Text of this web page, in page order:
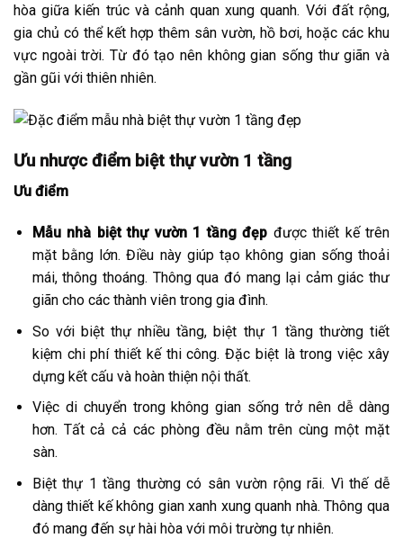
hòa giữa kiến trúc và cảnh quan xung quanh. Với đất rộng,
gia chủ có thể kết hợp thêm sân vườn, hồ bơi, hoặc các khu
vực ngoài trời. Từ đó tạo nên không gian sống thư giãn và
gần gũi với thiên nhiên.
Ưu nhược điểm biệt thự vườn 1 tầng
Ưu điểm
Mẫu nhà biệt thự vườn 1 tầng đẹp được thiết kế trên
mặt bằng lớn. Điều này giúp tạo không gian sống thoải
mái, thông thoáng. Thông qua đó mang lại cảm giác thư
giãn cho các thành viên trong gia đình.
So với biệt thự nhiều tầng, biệt thự 1 tầng thường tiết
kiệm chi phí thiết kế thi công. Đặc biệt là trong việc xây
dựng kết cấu và hoàn thiện nội thất.
Việc di chuyển trong không gian sống trở nên dễ dàng
hơn. Tất cả cả các phòng đều nằm trên cùng một mặt
sàn.
Biệt thự 1 tầng thường có sân vườn rộng rãi. Vì thế dễ
dàng thiết kế không gian xanh xung quanh nhà. Thông qua
đó mang đến sự hài hòa với môi trường tự nhiên.